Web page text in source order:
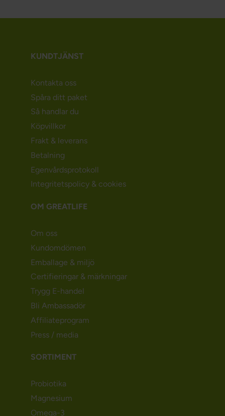
KUNDTJÄNST
Kontakta oss
Spåra ditt paket
Så handlar du
Köpvillkor
Frakt & leverans
Betalning
Egenvårdsprotokoll
Integritetspolicy & cookies
OM GREATLIFE
Om oss
Kundomdömen
Emballage & miljö
Certifieringar & märkningar
Trygg E-handel
Bli Ambassadör
Affiliateprogram
Press / media
SORTIMENT
Probiotika
Magnesium
Omega-3